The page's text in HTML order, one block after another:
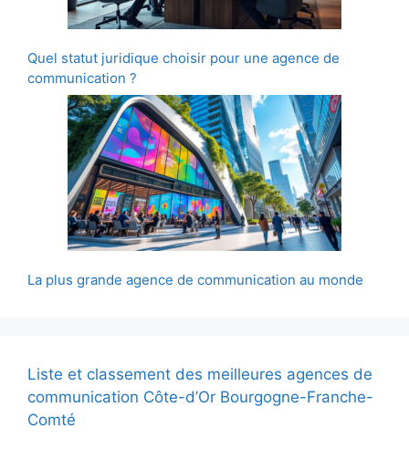
Quel statut juridique choisir pour une agence de
communication ?
La plus grande agence de communication au monde
Liste et classement des meilleures agences de
communication Côte-d’Or Bourgogne-Franche-
Comté